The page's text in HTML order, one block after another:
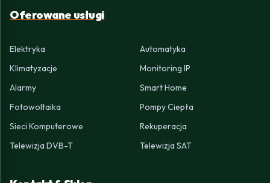
Oferowane usługi
Elektryka
Automatyka
Klimatyzacje
Monitoring IP
Alarmy
Smart Home
Fotowoltaika
Pompy Ciepła
Sieci Komputerowe
Rekuperacja
Telewizja DVB-T
Telewizja SAT